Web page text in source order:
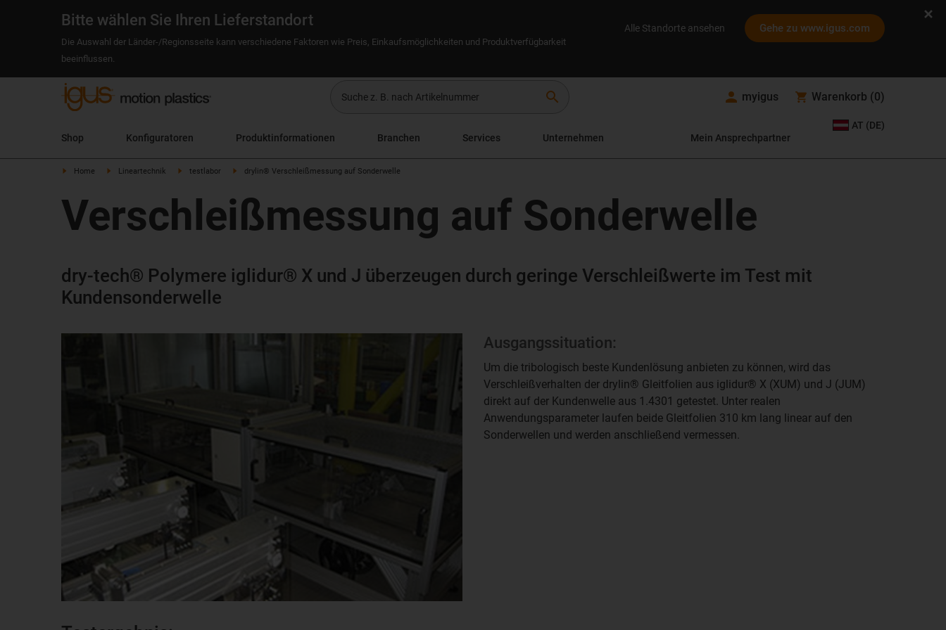
Bitte wählen Sie Ihren Lieferstandort
Die Auswahl der Länder-/Regionsseite kann verschiedene Faktoren wie Preis, Einkaufsmöglichkeiten und Produktverfügbarkeit
beeinflussen.
Alle Standorte ansehen Gehe zu www.igus.com
search myigus Warenkorb (0)
Shop Konfiguratoren Produktinformationen Branchen Services Unternehmen Mein Ansprechpartner
AT (DE)
Home Lineartechnik testlabor drylin® Verschleißmessung auf Sonderwelle
Verschleißmessung auf Sonderwelle
dry-tech® Polymere iglidur® X und J überzeugen durch geringe Verschleißwerte im Test mit
Kundensonderwelle
Ausgangssituation:
Um die tribologisch beste Kundenlösung anbieten zu können, wird das
Verschleißverhalten der drylin® Gleitfolien aus iglidur® X (XUM) und J (JUM)
direkt auf der Kundenwelle aus 1.4301 getestet. Unter realen
Anwendungsparameter laufen beide Gleitfolien 310 km lang linear auf den
Sonderwellen und werden anschließend vermessen.